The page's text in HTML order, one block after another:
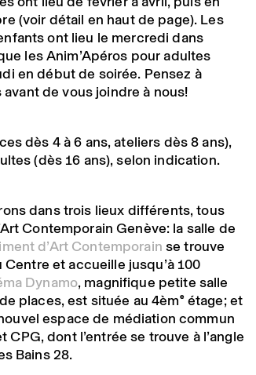
(voir détail en haut de page). Les
ont lieu le mercredi dans
les Anim’Apéros pour adultes
en début de soirée. Pensez à
de vous joindre à nous!
dès 4 à 6 ans, ateliers dès 8 ans),
(dès 16 ans), selon indication.
dans trois lieux différents, tous
Contemporain Genève: la salle de
d’Art Contemporainse trouve
et accueille jusqu’à 100
Dynamo, magnifique petite salle
places, est située au 4èmeétage; et
espace de médiation commun
CPG, dont l’entrée se trouve à l’angle
Bains 28.